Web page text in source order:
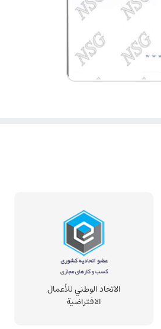
الاتحاد الوطني للأعمال
الافتراضية